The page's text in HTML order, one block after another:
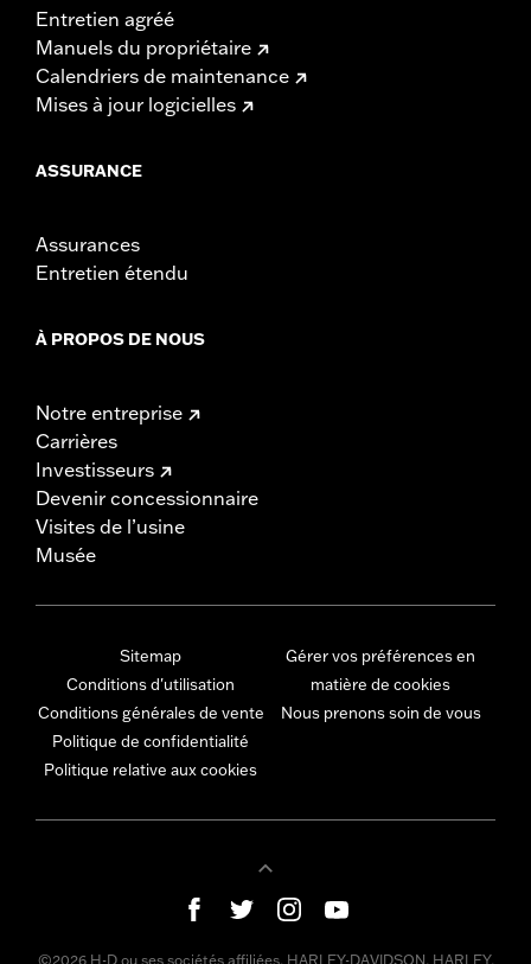
Entretien agréé
Manuels du propriétaire
Calendriers de maintenance
Mises à jour logicielles
ASSURANCE
Assurances
Entretien étendu
À PROPOS DE NOUS
Notre entreprise
Carrières
Investisseurs
Devenir concessionnaire
Visites de l’usine
Musée
Sitemap
Conditions d'utilisation
Conditions générales de vente
Politique de confidentialité
Politique relative aux cookies
Gérer vos préférences en
matière de cookies
Nous prenons soin de vous
©2026 H-D ou ses sociétés affiliées. HARLEY-DAVIDSON, HARLEY,